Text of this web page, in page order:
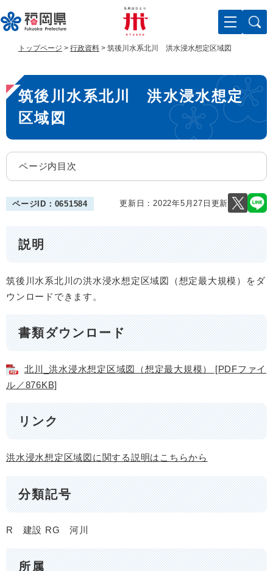
ー
ジ
で
す
ニ
ュ
ば
し
文
トップページ > 行政資料 > 筑後川水系北川 洪水浸水想定区域図
本
文
筑後川水系北川 洪水浸水想定
区域図
ページ内目次
ページID：0651584 更新日：2022年5月27日更新
説明
筑後川水系北川の洪水浸水想定区域図（想定最大規模）をダ
ウンロードできます。
書類ダウンロード
北川_洪水浸水想定区域図（想定最大規模） [PDFファイ
ル／876KB]
リンク
洪水浸水想定区域図に関する説明はこちらから
分類記号
R 建設 RG 河川
所属